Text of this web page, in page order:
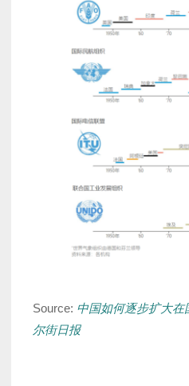
Source: 中国如何逐步扩大
尔街日报